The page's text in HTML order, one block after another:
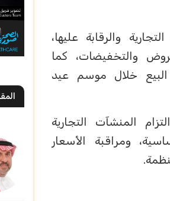
والرقابة عليها،
والتخفيضات، كما
البيع خلال موسم عيد
المنشآت التجارية
ومراقبة الأسعار